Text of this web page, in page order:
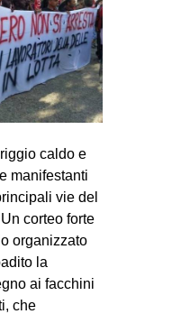
caldo e
manifestanti
vie del
corteo forte
organizzato
la
ai facchini
che